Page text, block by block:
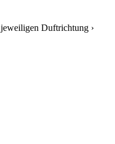
Duftrichtung ›